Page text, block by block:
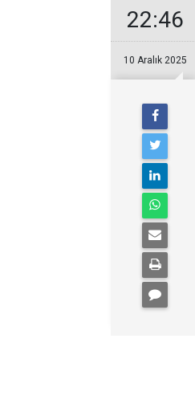
22:46
10 Aralık 2025